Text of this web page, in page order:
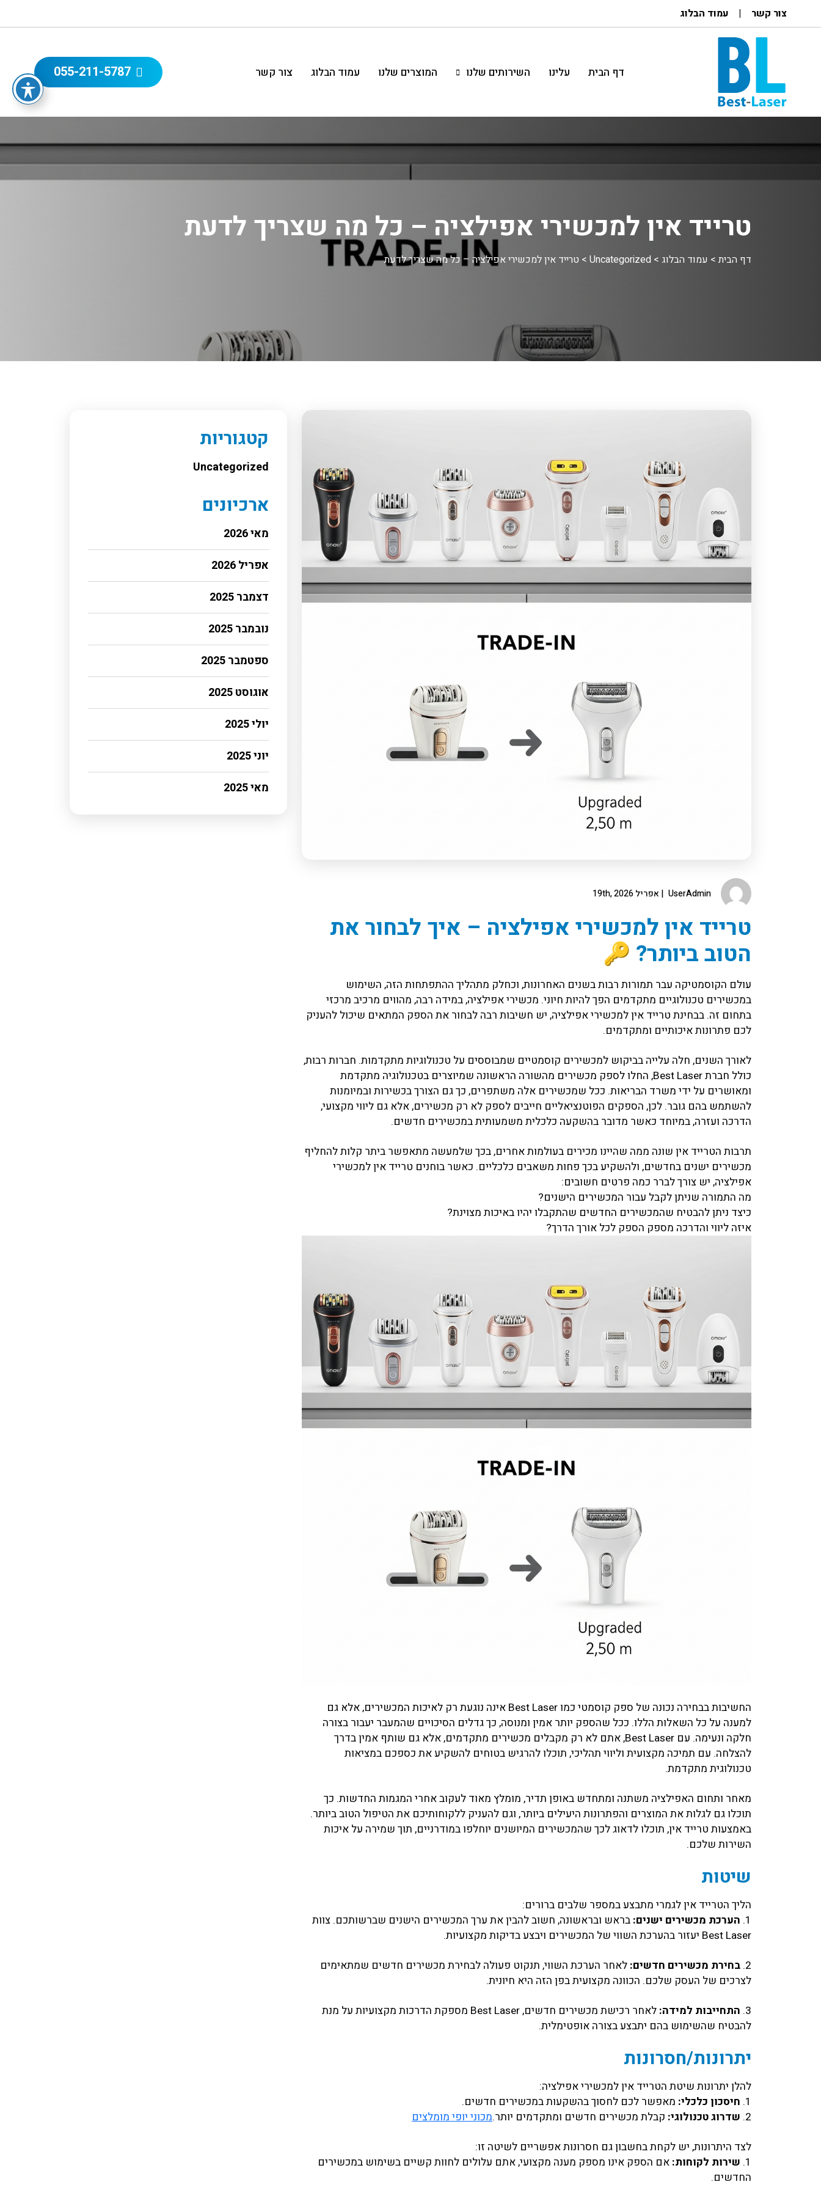
צור קשר עמוד הבלוג
דף הבית עלינו השירותים שלנו המוצרים שלנו עמוד הבלוג צור קשר 055-211-5787
טרייד אין למכשירי אפילציה – כל מה שצריך לדעת
דף הבית > עמוד הבלוג >
Uncategorized
> טרייד אין למכשירי אפילציה – כל מה שצריך לדעת
UserAdmin אפריל 19th, 2026
טרייד אין למכשירי אפילציה – איך לבחור את
הטוב ביותר? 🔑
עולם הקוסמטיקה עבר תמורות רבות בשנים האחרונות, וכחלק מתהליך ההתפתחות הזה, השימוש
במכשירים טכנולוגיים מתקדמים הפך להיות חיוני. מכשירי אפילציה, במידה רבה, מהווים מרכיב מרכזי
בתחום זה. בבחינת טרייד אין למכשירי אפילציה, יש חשיבות רבה לבחור את הספק המתאים שיכול להעניק
לכם פתרונות איכותיים ומתקדמים.
לאורך השנים, חלה עלייה בביקוש למכשירים קוסמטיים שמבוססים על טכנולוגיות מתקדמות. חברות רבות,
כולל חברת Best Laser, החלו לספק מכשירים מהשורה הראשונה שמיוצרים בטכנולוגיה מתקדמת
ומאושרים על ידי משרד הבריאות. ככל שמכשירים אלה משתפרים, כך גם הצורך בכשירות ובמיומנות
להשתמש בהם גובר. לכן, הספקים הפוטנציאליים חייבים לספק לא רק מכשירים, אלא גם ליווי מקצועי,
הדרכה ועזרה, במיוחד כאשר מדובר בהשקעה כלכלית משמעותית במכשירים חדשים.
תרבות הטרייד אין שונה ממה שהיינו מכירים בעולמות אחרים, בכך שלמעשה מתאפשר ביתר קלות להחליף
מכשירים ישנים בחדשים, ולהשקיע בכך פחות משאבים כלכליים. כאשר בוחנים טרייד אין למכשירי
אפילציה, יש צורך לברר כמה פרטים חשובים:
מה התמורה שניתן לקבל עבור המכשירים הישנים?
כיצד ניתן להבטיח שהמכשירים החדשים שהתקבלו יהיו באיכות מצוינת?
איזה ליווי והדרכה מספק הספק לכל אורך הדרך?
החשיבות בבחירה נכונה של ספק קוסמטי כמו Best Laser אינה נוגעת רק לאיכות המכשירים, אלא גם
למענה על כל השאלות הללו. ככל שהספק יותר אמין ומנוסה, כך גדלים הסיכויים שהמעבר יעבור בצורה
חלקה ונעימה. עם Best Laser, אתם לא רק מקבלים מכשירים מתקדמים, אלא גם שותף אמין בדרך
להצלחה. עם תמיכה מקצועית וליווי תהליכי, תוכלו להרגיש בטוחים להשקיע את כספכם במציאות
טכנולוגית מתקדמת.
מאחר ותחום האפילציה משתנה ומתחדש באופן תדיר, מומלץ מאוד לעקוב אחרי המגמות החדשות. כך
תוכלו גם לגלות את המוצרים והפתרונות היעילים ביותר, וגם להעניק ללקוחותיכם את הטיפול הטוב ביותר.
באמצעות טרייד אין, תוכלו לדאוג לכך שהמכשירים המיושנים יוחלפו במודרניים, תוך שמירה על איכות
השירות שלכם.
שיטות
הליך הטרייד אין לגמרי מתבצע במספר שלבים ברורים:
1. הערכת מכשירים ישנים: בראש ובראשונה, חשוב להבין את ערך המכשירים הישנים שברשותכם. צוות
Best Laser יעזור בהערכת השווי של המכשירים ויבצע בדיקות מקצועיות.
2. בחירת מכשירים חדשים: לאחר הערכת השווי, תנקוט פעולה לבחירת מכשירים חדשים שמתאימים
לצרכים של העסק שלכם. הכוונה מקצועית בפן הזה היא חיונית.
3. התחייבות למידה:
לאחר רכישת מכשירים חדשים, Best Laser מספקת הדרכות מקצועיות על מנת
להבטיח שהשימוש בהם יתבצע בצורה אופטימלית.
יתרונות/חסרונות
להלן יתרונות שיטת הטרייד אין למכשירי אפילציה:
1. חיסכון כלכלי: מאפשר לכם לחסוך בהשקעות במכשירים חדשים.
2. שדרוג טכנולוגי: קבלת מכשירים חדשים ומתקדמים יותר.מכוני יופי מומלצים
לצד היתרונות, יש לקחת בחשבון גם חסרונות אפשריים לשיטה זו:
1. שירות לקוחות: אם הספק אינו מספק מענה מקצועי, אתם עלולים לחוות קשיים בשימוש במכשירים
החדשים.
קטגוריות
Uncategorized
ארכיונים
מאי 2026
אפריל 2026
דצמבר 2025
נובמבר 2025
ספטמבר 2025
אוגוסט 2025
יולי 2025
יוני 2025
מאי 2025